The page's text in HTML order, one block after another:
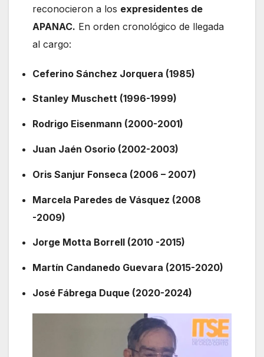
reconocieron a los expresidentes de
APANAC. En orden cronológico de llegada
al cargo:
Ceferino Sánchez Jorquera (1985)
Stanley Muschett (1996-1999)
Rodrigo Eisenmann (2000-2001)
Juan Jaén Osorio (2002-2003)
Oris Sanjur Fonseca (2006 – 2007)
Marcela Paredes de Vásquez (2008
-2009)
Jorge Motta Borrell (2010 -2015)
Martín Candanedo Guevara (2015-2020)
José Fábrega Duque (2020-2024)